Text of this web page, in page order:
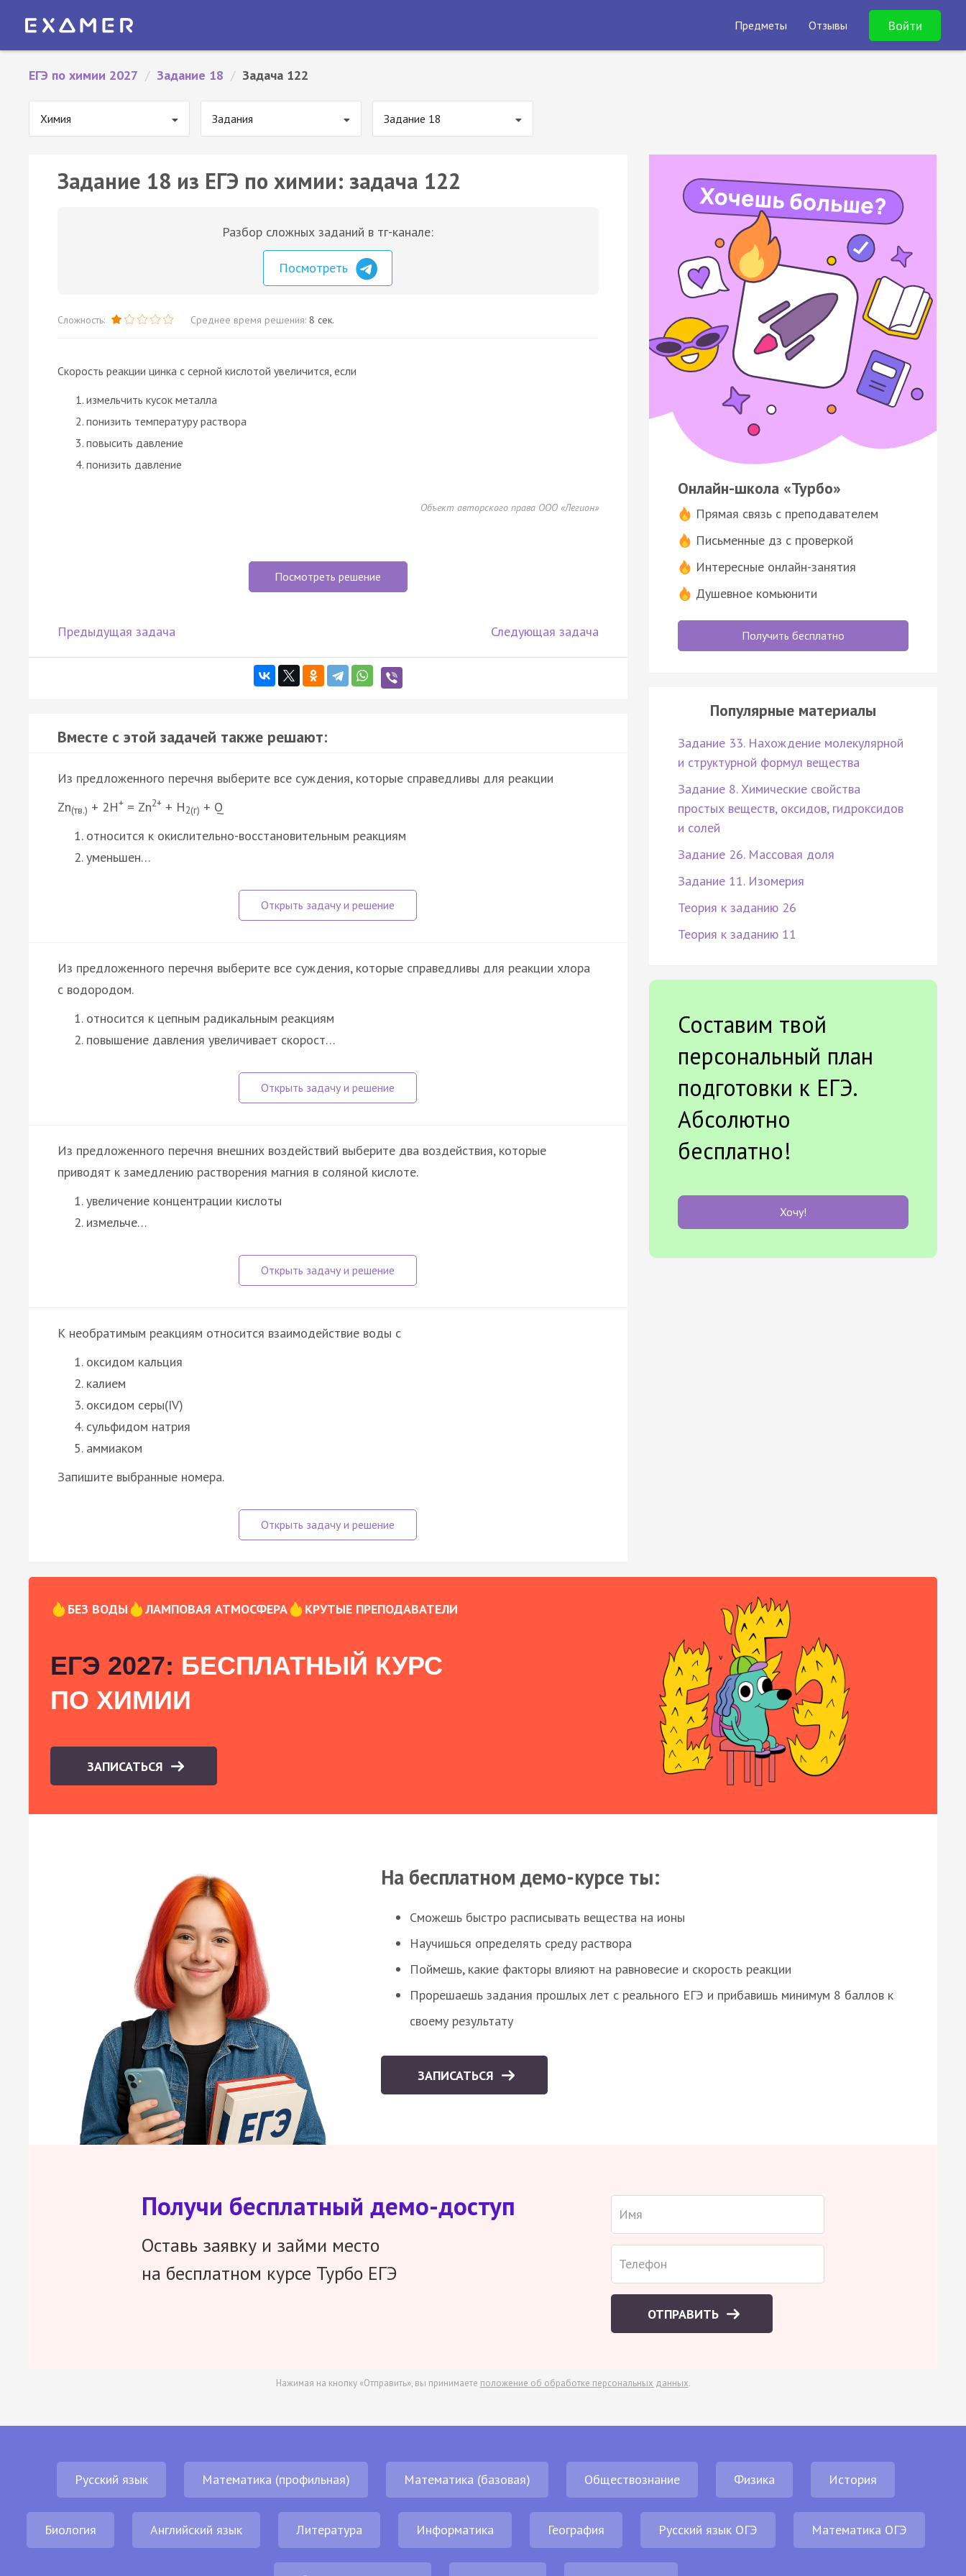
Предметы Отзывы Войти
ЕГЭ по химии 2027 / Задание 18 / Задача 122
Химия Задания Задание 18
Задание 18 из ЕГЭ по химии: задача 122
Разбор сложных заданий в тг-канале:
Посмотреть
Сложность: Среднее время решения: 8 сек.
Скорость реакции цинка с серной кислотой увеличится, если
измельчить кусок металла
понизить температуру раствора
повысить давление
понизить давление
Объект авторского права ООО «Легион»
Посмотреть решение
Предыдущая задача Следующая задача
Вместе с этой задачей также решают:
Из предложенного перечня выберите все суждения, которые справедливы для реакции
Zn(тв.) + 2H+ = Zn2+ + H2(г) + Q
относится к окислительно-восстановительным реакциям
уменьшен…
Из предложенного перечня выберите все суждения, которые справедливы для реакции хлора
с водородом.
относится к цепным радикальным реакциям
повышение давления увеличивает скорост…
Из предложенного перечня внешних воздействий выберите два воздействия, которые
приводят к замедлению растворения магния в соляной кислоте.
увеличение концентрации кислоты
измельче…
К необратимым реакциям относится взаимодействие воды с
оксидом кальция
калием
оксидом серы(IV)
сульфидом натрия
аммиаком
Запишите выбранные номера.
Онлайн-школа «Турбо»
Прямая связь с преподавателем
Письменные дз с проверкой
Интересные онлайн-занятия
Душевное комьюнити
Получить бесплатно
Популярные материалы
Задание 33. Нахождение молекулярной
и структурной формул вещества
Задание 8. Химические свойства
простых веществ, оксидов, гидроксидов
и солей
Задание 26. Массовая доля
Задание 11. Изомерия
Теория к заданию 26
Теория к заданию 11
Составим твой
персональный план
подготовки к ЕГЭ.
Абсолютно
бесплатно!
Хочу!
БЕЗ ВОДЫ ЛАМПОВАЯ АТМОСФЕРА КРУТЫЕ ПРЕПОДАВАТЕЛИ
ЕГЭ 2027: БЕСПЛАТНЫЙ КУРС
ПО ХИМИИ
ЗАПИСАТЬСЯ
На бесплатном демо-курсе ты:
Сможешь быстро расписывать вещества на ионы
Научишься определять среду раствора
Поймешь, какие факторы влияют на равновесие и скорость реакции
Прорешаешь задания прошлых лет с реального ЕГЭ и прибавишь минимум 8 баллов к
своему результату
ЗАПИСАТЬСЯ
Получи бесплатный демо-доступ
Оставь заявку и займи место
на бесплатном курсе Турбо ЕГЭ
ОТПРАВИТЬ
Нажимая на кнопку «Отправить», вы принимаете положение об обработке персональных данных.
Русский язык Математика (профильная) Математика (базовая) Обществознание Физика История
Биология Английский язык Литература Информатика География Русский язык ОГЭ Математика ОГЭ